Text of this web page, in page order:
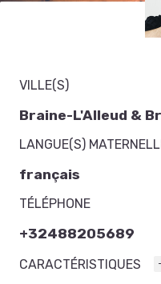
VILLE(S)
Braine-L'Alleud &
LANGUE(S)
français
TÉLÉPHONE
+32488205689
CARACTÉRISTIQUES